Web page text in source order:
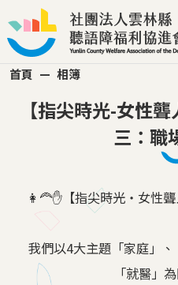
移至主內容
首頁 相簿
【指尖時光-女性
三：職
👩‍🦰✋【指尖時光・女性
我們以4大主題「家庭」
「就醫」